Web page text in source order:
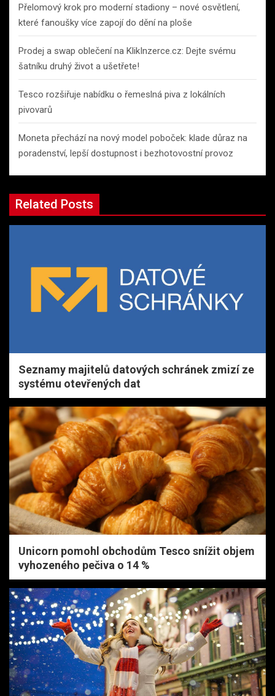
Přelomový krok pro moderní stadiony – nové osvětlení,
které fanoušky více zapojí do dění na ploše
Prodej a swap oblečení na KlikInzerce.cz: Dejte svému
šatníku druhý život a ušetřete!
Tesco rozšiřuje nabídku o řemeslná piva z lokálních
pivovarů
Moneta přechází na nový model poboček: klade důraz na
poradenství, lepší dostupnost i bezhotovostní provoz
Related Posts
Seznamy majitelů datových schránek zmizí ze
systému otevřených dat
Unicorn pomohl obchodům Tesco snížit objem
vyhozeného pečiva o 14 %